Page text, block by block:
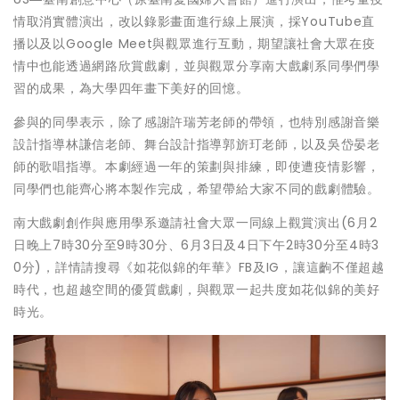
情取消實體演出，改以錄影畫面進行線上展演，採YouTube直
播以及以Google Meet與觀眾進行互動，期望讓社會大眾在疫
情中也能透過網路欣賞戲劇，並與觀眾分享南大戲劇系同學們學
習的成果，為大學四年畫下美好的回憶。
參與的同學表示，除了感謝許瑞芳老師的帶領，也特別感謝音樂
設計指導林謙信老師、舞台設計指導郭旂玎老師，以及吳岱晏老
師的歌唱指導。本劇經過一年的策劃與排練，即使遭疫情影響，
同學們也能齊心將本製作完成，希望帶給大家不同的戲劇體驗。
南大戲劇創作與應用學系邀請社會大眾一同線上觀賞演出(6月2
日晚上7時30分至9時30分、6月3日及4日下午2時30分至4時3
0分)，詳情請搜尋《如花似錦的年華》FB及IG，讓這齣不僅超越
時代，也超越空間的優質戲劇，與觀眾一起共度如花似錦的美好
時光。